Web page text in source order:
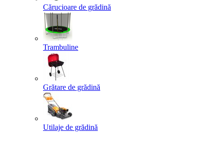
Cărucioare de grădină
Trambuline
Grătare de grădină
Utilaje de grădină